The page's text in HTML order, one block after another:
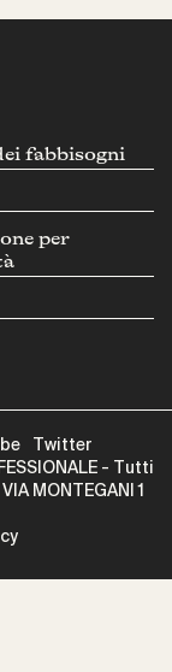
fabbisogni
per
Twitter
- Tutti
MONTEGANI 1